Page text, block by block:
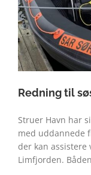
Redning til
Struer Havn har
med uddannede
der kan
Limfjorden.